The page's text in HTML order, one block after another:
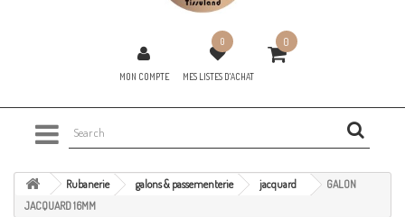
MON COMPTE
0
MES LISTES D'ACHAT
0
Rubanerie galons & passementerie jacquard
GALON
JACQUARD 16MM